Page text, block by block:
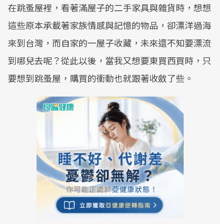
在跳蚤屋裡，看著滿屋子的二手家具與雜貨時，想想
這些原本承載著家族情感與記憶的物品，卻漂洋過海
來到台灣，而自家的一屋子收藏，未來還不知要漂流
到哪兒去呢？從此以後，當我又想要東買西買時，只
要想到跳蚤屋，購買的衝動也就跟著收斂了些。